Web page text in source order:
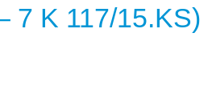
7 K 117/15.KS)